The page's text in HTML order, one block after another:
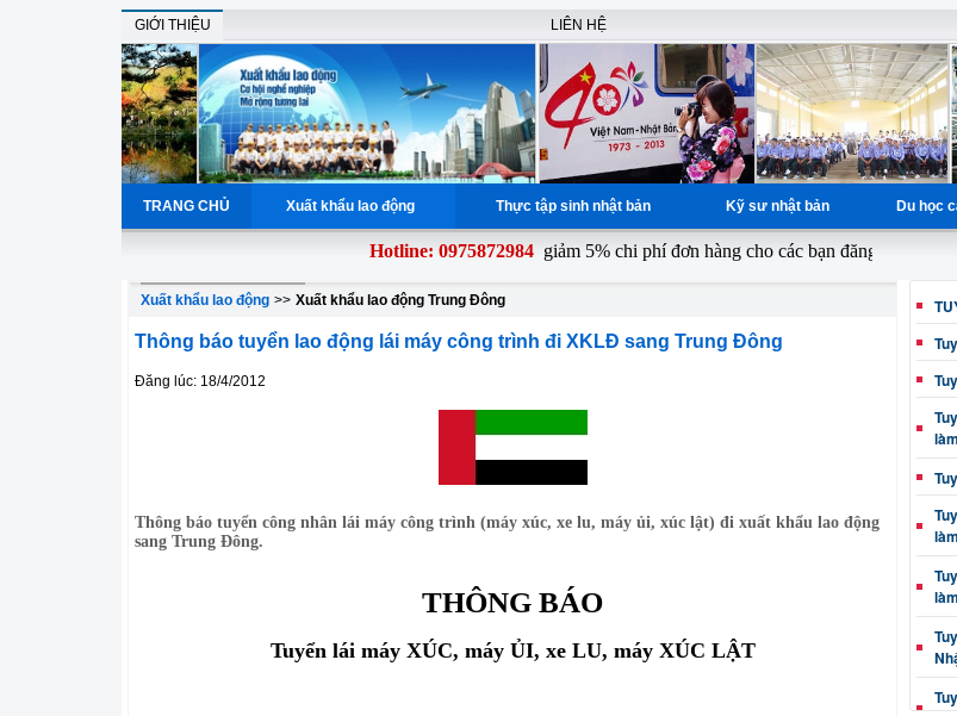
GIỚI THIỆU LIÊN HỆ
TRANG CHỦ Xuất khẩu lao động Thực tập sinh nhật bản Kỹ sư nhật bản Du học
Hotline: 0975872984giảm 5% chi phí đơn hàng cho các bạn đăng ký từ ngày 1
Xuất khẩu lao động >> Xuất khẩu lao động Trung Đông
Thông báo tuyển lao động lái máy công trình đi XKLĐ sang Trung Đông
Đăng lúc: 18/4/2012
Thông báo tuyển công nhân lái máy công trình (máy xúc, xe lu, máy ủi, xúc lật) đi xuất khẩu lao động
sang Trung Đông.
THÔNG BÁO
Tuyển lái máy XÚC, máy ỦI, xe LU, máy XÚC LẬT